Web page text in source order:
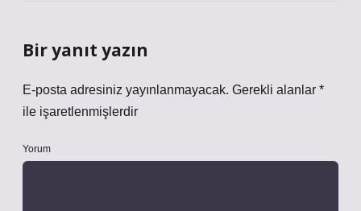
Bir yanıt yazın
E-posta adresiniz yayınlanmayacak. Gerekli alanlar *
ile işaretlenmişlerdir
Yorum